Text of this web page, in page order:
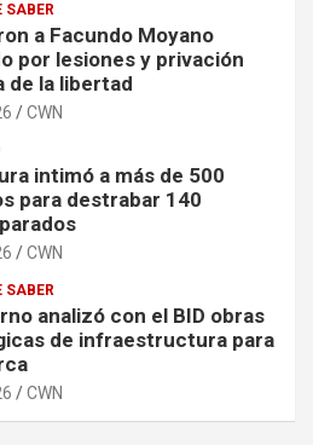
SABER
a Facundo Moyano
por lesiones y privación
de la libertad
CWN
intimó a más de 500
para destrabar 140
CWN
SABER
analizó con el BID obras
de infraestructura para
CWN